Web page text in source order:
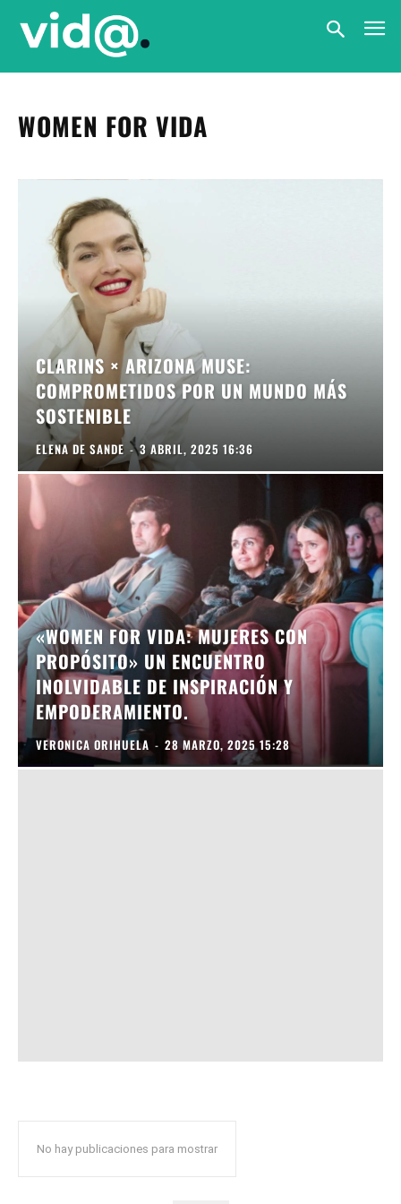
WOMEN FOR VIDA
CLARINS × ARIZONA MUSE:
COMPROMETIDOS POR UN MUNDO MÁS
SOSTENIBLE
ELENA DE SANDE - 3 ABRIL, 2025 16:36
«WOMEN FOR VIDA: MUJERES CON
PROPÓSITO» UN ENCUENTRO
INOLVIDABLE DE INSPIRACIÓN Y
EMPODERAMIENTO.
VERONICA ORIHUELA - 28 MARZO, 2025 15:28
No hay publicaciones para mostrar